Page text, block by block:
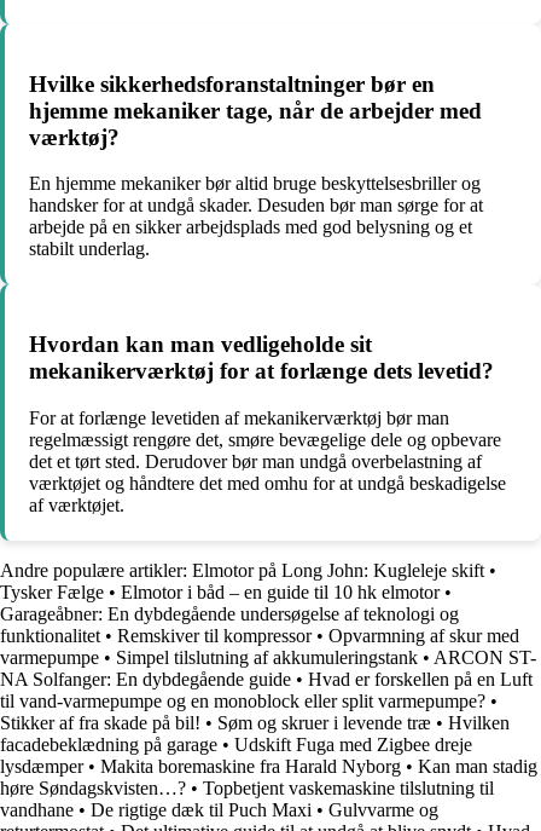
Hvilke sikkerhedsforanstaltninger bør en
hjemme mekaniker tage, når de arbejder med
værktøj?
En hjemme mekaniker bør altid bruge beskyttelsesbriller og
handsker for at undgå skader. Desuden bør man sørge for at
arbejde på en sikker arbejdsplads med god belysning og et
stabilt underlag.
Hvordan kan man vedligeholde sit
mekanikerværktøj for at forlænge dets levetid?
For at forlænge levetiden af mekanikerværktøj bør man
regelmæssigt rengøre det, smøre bevægelige dele og opbevare
det et tørt sted. Derudover bør man undgå overbelastning af
værktøjet og håndtere det med omhu for at undgå beskadigelse
af værktøjet.
Andre populære artikler: Elmotor på Long John: Kugleleje skift •
Tysker Fælge • Elmotor i båd – en guide til 10 hk elmotor•
Garageåbner: En dybdegående undersøgelse af teknologi og
funktionalitet • Remskiver til kompressor• Opvarmning af skur med
varmepumpe • Simpel tilslutning af akkumuleringstank • ARCON ST-
NA Solfanger: En dybdegående guide • Hvad er forskellen på en Luft
til vand-varmepumpe og en monoblock eller split varmepumpe? •
Stikker af fra skade på bil! • Søm og skruer i levende træ • Hvilken
facadebeklædning på garage • Udskift Fuga med Zigbee dreje
lysdæmper• Makita boremaskine fra Harald Nyborg • Kan man stadig
høre Søndagskvisten…? • Topbetjent vaskemaskine tilslutning til
vandhane • De rigtige dæk til Puch Maxi • Gulvvarme og